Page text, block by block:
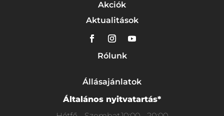
Akciók
Aktualitások
Rólunk
Állásajánlatok
Általános nyitvatartás*